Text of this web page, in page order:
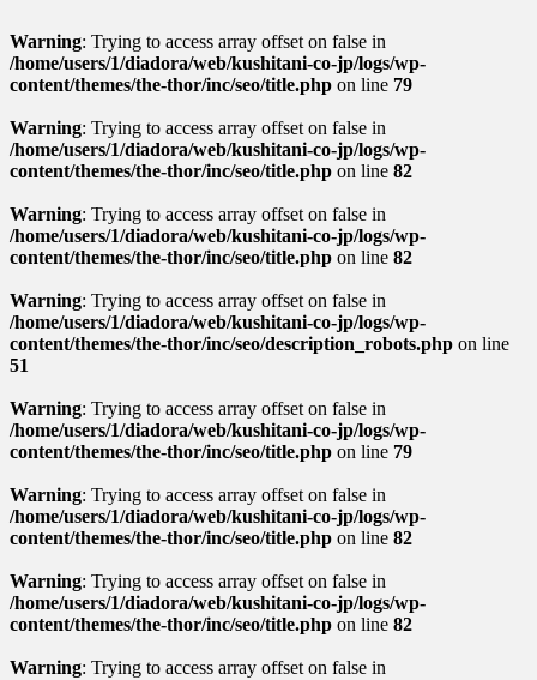
Warning: Trying to access array offset on false in
/home/users/1/diadora/web/kushitani-co-jp/logs/wp-
content/themes/the-thor/inc/seo/title.php on line 79
Warning: Trying to access array offset on false in
/home/users/1/diadora/web/kushitani-co-jp/logs/wp-
content/themes/the-thor/inc/seo/title.php on line 82
Warning: Trying to access array offset on false in
/home/users/1/diadora/web/kushitani-co-jp/logs/wp-
content/themes/the-thor/inc/seo/title.php on line 82
Warning: Trying to access array offset on false in
/home/users/1/diadora/web/kushitani-co-jp/logs/wp-
content/themes/the-thor/inc/seo/description_robots.php on line
51
Warning: Trying to access array offset on false in
/home/users/1/diadora/web/kushitani-co-jp/logs/wp-
content/themes/the-thor/inc/seo/title.php on line 79
Warning: Trying to access array offset on false in
/home/users/1/diadora/web/kushitani-co-jp/logs/wp-
content/themes/the-thor/inc/seo/title.php on line 82
Warning: Trying to access array offset on false in
/home/users/1/diadora/web/kushitani-co-jp/logs/wp-
content/themes/the-thor/inc/seo/title.php on line 82
Warning: Trying to access array offset on false in